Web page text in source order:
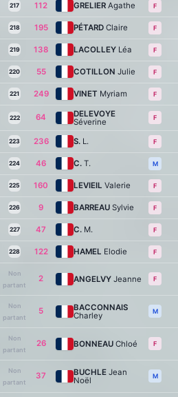
217 112 GRELIER Agathe F
218 195 PÉTARD Claire F
219 138 LACOLLEY Léa F
220 55 COTILLON Julie F
221 249 VINET Myriam F
222 64
DELEVOYE
Séverine
F
223 236 S. L. F
224 46 C. T. M
225 160 LEVIEIL Valerie F
226 9 BARREAU Sylvie F
227 47 C. M. F
228 122 HAMEL Elodie F
Non
partant
2 ANGELVY Jeanne F
Non
partant
5
BACCONNAIS
Charley
M
Non
partant
26 BONNEAU Chloé F
Non
partant
37 BUCHLE Jean
Noël
M